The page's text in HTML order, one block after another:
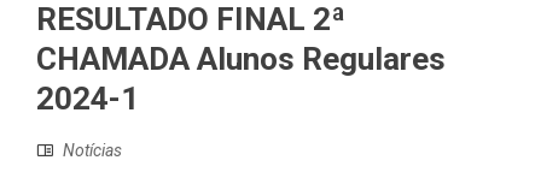
RESULTADO FINAL 2ª
CHAMADA Alunos Regulares
2024-1
Notícias